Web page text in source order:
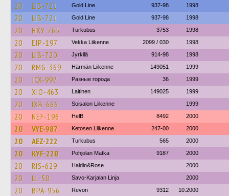
20 LIB-721 Gold Line 937-98 1998
20 LIB-721 Gold Line 937-98 1998
20 HXY-765 Turkubus 3753 1998
20 EIP-197 Vekka Liikenne 2099 / 030 1998
20 LIB-720 Jyrkilä 914-98 1998
20 RMG-369 Härmän Liikenne 149051 1999
20 JCX-997 Разные города 36 1999
20 XIO-463 Laitinen 149025 1999
20 IXB-666 Soisalon Liikenne 1999
20 NEF-196 HelB 8492 2000
20 VYE-987 Ketosen Liikenne 247-00 2000
20 AEZ-222 Turkubus 565 2000
20 KYF-220 Pohjolan Matka 9187 2000
20 RIS-629 Haldin&Rose 2000
20 LL-50 Savo-Karjalan Linja 2000
20 BPA-956 Revon 9312 10.2000